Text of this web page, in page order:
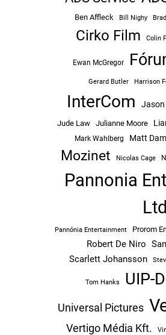
Ben Affleck Bill Nighy
Cirko Film Colin
Ewan McGregor
Gerard Butler Harrison
InterCom
Jude Law Julianne Moore
Mark Wahlberg
Matt
Mozinet Nicolas Cage
Pannonia
Pannónia Entertainment Prorom
Robert De Niro
Scarlett Johansson
Tom Hanks UIP-
Universal Pictures
Vertigo Média Kft.